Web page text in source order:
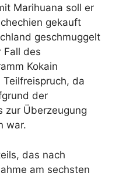
Marihuana soll er
gekauft
geschmuggelt
Fall des
Kokain
da
der
zur Überzeugung
war.
das nach
am sechsten